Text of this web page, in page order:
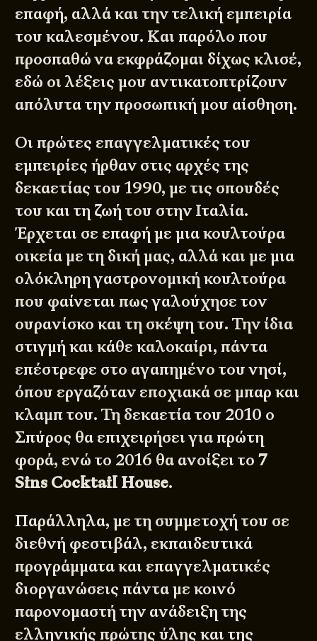
επαφή, αλλά και την τελική εμπειρία
του καλεσμένου. Και παρόλο που
προσπαθώ να εκφράζομαι δίχως κλισέ,
εδώ οι λέξεις μου αντικατοπτρίζουν
απόλυτα την προσωπική μου αίσθηση.
Οι πρώτες επαγγελματικές του
εμπειρίες ήρθαν στις αρχές της
δεκαετίας του 1990, με τις σπουδές
του και τη ζωή του στην Ιταλία.
Έρχεται σε επαφή με μια κουλτούρα
οικεία με τη δική μας, αλλά και με μια
ολόκληρη γαστρονομική κουλτούρα
που φαίνεται πως γαλούχησε τον
ουρανίσκο και τη σκέψη του. Την ίδια
στιγμή και κάθε καλοκαίρι, πάντα
επέστρεφε στο αγαπημένο του νησί,
όπου εργαζόταν εποχιακά σε μπαρ και
κλαμπ του. Τη δεκαετία του 2010 ο
Σπύρος θα επιχειρήσει για πρώτη
φορά, ενώ το 2016 θα ανοίξει το7
Sins Cocktail House.
Παράλληλα, με τη συμμετοχή του σε
διεθνή φεστιβάλ, εκπαιδευτικά
προγράμματα και επαγγελματικές
διοργανώσεις πάντα με κοινό
παρονομαστή την ανάδειξη της
ελληνικής πρώτης ύλης και της